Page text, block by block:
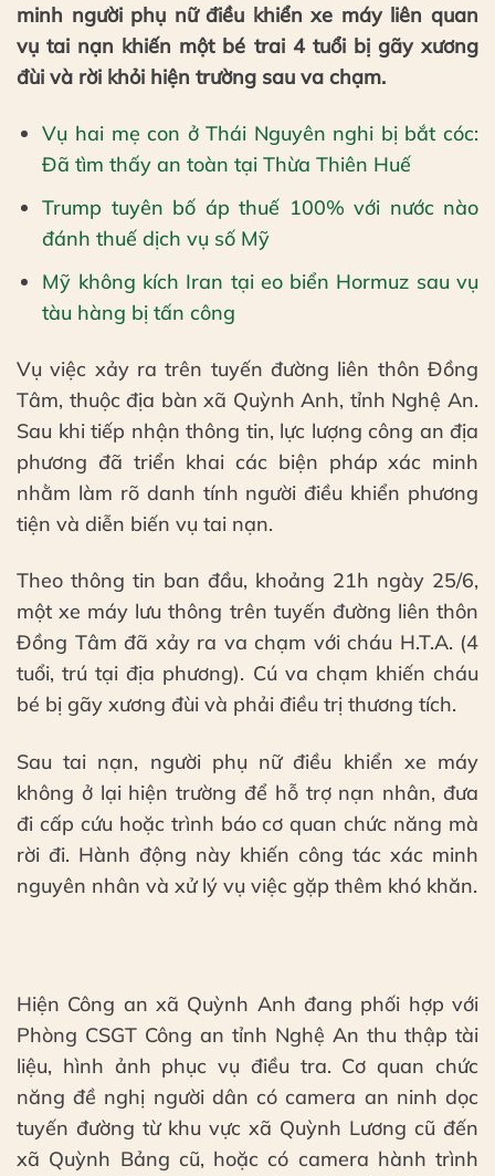
minh người phụ nữ điều khiển xe máy liên quan
vụ tai nạn khiến một bé trai 4 tuổi bị gãy xương
đùi và rời khỏi hiện trường sau va chạm.
Vụ hai mẹ con ở Thái Nguyên nghi bị bắt cóc:
Đã tìm thấy an toàn tại Thừa Thiên Huế
Trump tuyên bố áp thuế 100% với nước nào
đánh thuế dịch vụ số Mỹ
Mỹ không kích Iran tại eo biển Hormuz sau vụ
tàu hàng bị tấn công
Vụ việc xảy ra trên tuyến đường liên thôn Đồng
Tâm, thuộc địa bàn xã Quỳnh Anh, tỉnh Nghệ An.
Sau khi tiếp nhận thông tin, lực lượng công an địa
phương đã triển khai các biện pháp xác minh
nhằm làm rõ danh tính người điều khiển phương
tiện và diễn biến vụ tai nạn.
Theo thông tin ban đầu, khoảng 21h ngày 25/6,
một xe máy lưu thông trên tuyến đường liên thôn
Đồng Tâm đã xảy ra va chạm với cháu H.T.A. (4
tuổi, trú tại địa phương). Cú va chạm khiến cháu
bé bị gãy xương đùi và phải điều trị thương tích.
Sau tai nạn, người phụ nữ điều khiển xe máy
không ở lại hiện trường để hỗ trợ nạn nhân, đưa
đi cấp cứu hoặc trình báo cơ quan chức năng mà
rời đi. Hành động này khiến công tác xác minh
nguyên nhân và xử lý vụ việc gặp thêm khó khăn.
Hiện Công an xã Quỳnh Anh đang phối hợp với
Phòng CSGT Công an tỉnh Nghệ An thu thập tài
liệu, hình ảnh phục vụ điều tra. Cơ quan chức
năng đề nghị người dân có camera an ninh dọc
tuyến đường từ khu vực xã Quỳnh Lương cũ đến
xã Quỳnh Bảng cũ, hoặc có camera hành trình